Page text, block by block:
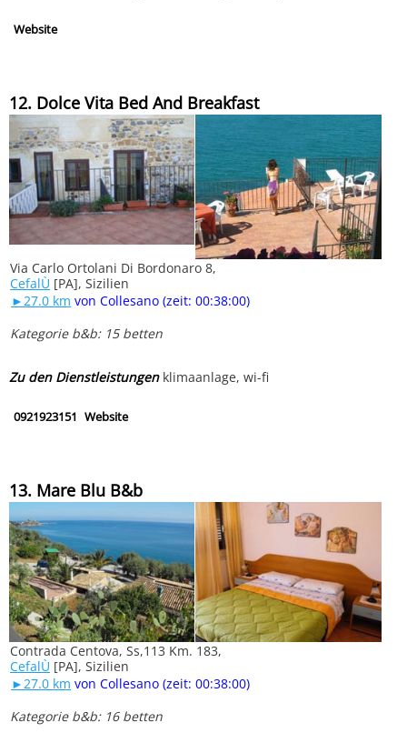
Website
12. Dolce Vita Bed And Breakfast
Via Carlo Ortolani Di Bordonaro 8,
CefalÙ [PA], Sizilien
►27.0 km von Collesano (zeit: 00:38:00)
Kategorie b&b: 15 betten
Zu den Dienstleistungenklimaanlage, wi-fi
0921923151 Website
13. Mare Blu B&b
Contrada Centova, Ss,113 Km. 183,
CefalÙ [PA], Sizilien
►27.0 km von Collesano (zeit: 00:38:00)
Kategorie b&b: 16 betten